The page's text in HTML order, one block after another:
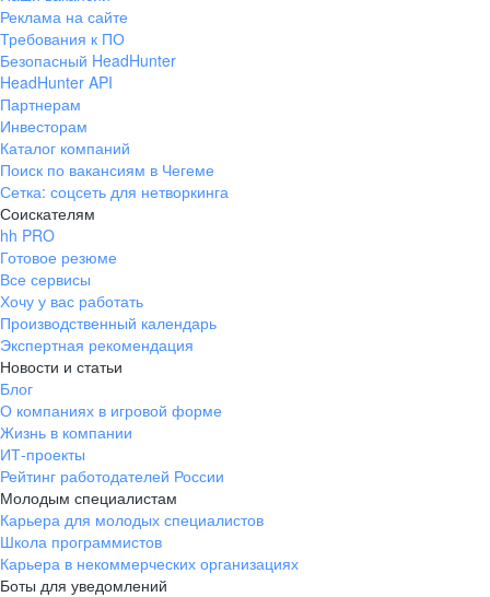
Реклама на сайте
Требования к ПО
Безопасный HeadHunter
HeadHunter API
Партнерам
Инвесторам
Каталог компаний
Поиск по вакансиям в Чегеме
Сетка: соцсеть для нетворкинга
Соискателям
hh PRO
Готовое резюме
Все сервисы
Хочу у вас работать
Производственный календарь
Экспертная рекомендация
Новости и статьи
Блог
О компаниях в игровой форме
Жизнь в компании
ИТ-проекты
Рейтинг работодателей России
Молодым специалистам
Карьера для молодых специалистов
Школа программистов
Карьера в некоммерческих организациях
Боты для уведомлений